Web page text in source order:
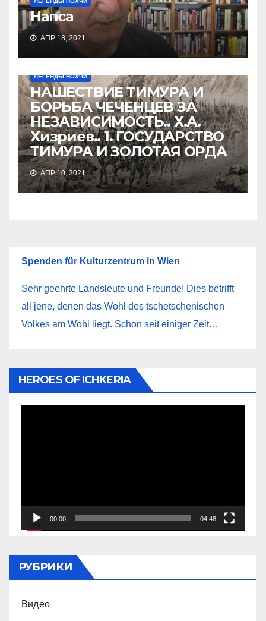
Напса
АПР 18, 2021
ЛЕГЕНДЫ НОХЧИ
НАШЕСТВИЕ ТИМУРА И
БОРЬБА ЧЕЧЕНЦЕВ ЗА
НЕЗАВИСИМОСТЬ.. Х.А.
Хизриев.. 1. ГОСУДАРСТВО
ТИМУРА И ЗОЛОТАЯ ОРДА
АПР 10, 2021
Spenden für Kulturzentrum in Wien
Sehr geehrte Landsleute und Freunde! Dies betrifft
all jene, denen das Wohl des tschetschenischen
Volkes am Wohl liegt. Schon seit einiger Zeit…
HEROES OF ICHKERIA
00:00 04:48
РУБРИКИ
Видео